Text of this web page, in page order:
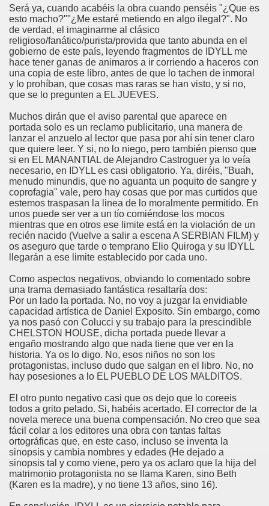
Será ya, cuando acabéis la obra cuando penséis "¿Que es
esto macho?""¿Me estaré metiendo en algo ilegal?". No
de verdad, el imaginarme al clásico
religioso/fanático/purista/provida que tanto abunda en el
gobierno de este país, leyendo fragmentos de IDYLL me
hace tener ganas de animaros a ir corriendo a haceros con
una copia de este libro, antes de que lo tachen de inmoral
y lo prohíban, que cosas mas raras se han visto, y si no,
que se lo pregunten a EL JUEVES.
Muchos dirán que el aviso parental que aparece en
portada solo es un reclamo publicitario, una manera de
lanzar el anzuelo al lector que pasa por ahí sin tener claro
que quiere leer. Y si, no lo niego, pero también pienso que
si en EL MANANTIAL de Alejandro Castroguer ya lo veía
necesario, en IDYLL es casi obligatorio. Ya, diréis, "Buah,
menudo minundis, que no aguanta un poquito de sangre y
coprofagia" vale, pero hay cosas que por mas curtidos que
estemos traspasan la linea de lo moralmente permitido. En
unos puede ser ver a un tío comiéndose los mocos
mientras que en otros ese limite está en la violación de un
recién nacido (Vuelve a salir a escena A SERBIAN FILM) y
os aseguro que tarde o temprano Elio Quiroga y su IDYLL
llegarán a ese limite establecido por cada uno.
Como aspectos negativos, obviando lo comentado sobre
una trama demasiado fantástica resaltaría dos:
Por un lado la portada. No, no voy a juzgar la envidiable
capacidad artística de Daniel Exposito. Sin embargo, como
ya nos pasó con Colucci y su trabajo para la prescindible
CHELSTON HOUSE, dicha portada puede llevar a
engaño mostrando algo que nada tiene que ver en la
historia. Ya os lo digo. No, esos niños no son los
protagonistas, incluso dudo que salgan en el libro. No, no
hay posesiones a lo EL PUEBLO DE LOS MALDITOS.
El otro punto negativo casi que os dejo que lo coreeis
todos a grito pelado. Si, habéis acertado. El corrector de la
novela merece una buena compensación. No creo que sea
fácil colar a los editores una obra con tantas faltas
ortográficas que, en este caso, incluso se inventa la
sinopsis y cambia nombres y edades (He dejado a
sinopsis tal y como viene, pero ya os aclaro que la hija del
matrimonio protagonista no se llama Karen, sino Beth
(Karen es la madre), y no tiene 13 años, sino 16).